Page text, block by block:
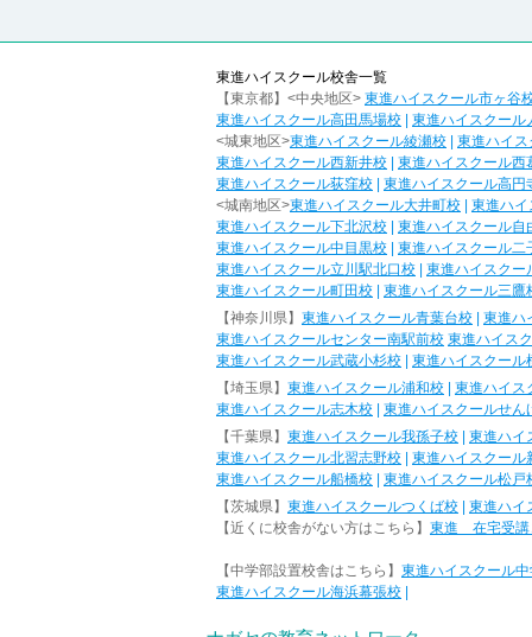
東進ハイスクール校舎一覧
【東京都】<中央地区> 東進ハイスクール市ヶ谷
東進ハイスクール高田馬場校
東進ハイスクール
<城東地区>東進ハイスクール綾瀬校
東進ハイ
東進ハイスクール西新井校
東進ハイスクール西
東進ハイスクール荻窪校
東進ハイスクール高円
<城南地区>東進ハイスクール大井町校
東進ハイ
東進ハイスクール下北沢校
東進ハイスクール自
東進ハイスクール中目黒校
東進ハイスクール二
東進ハイスクール立川駅北口校
東進ハイスクー
東進ハイスクール町田校
東進ハイスクール三鷹
【神奈川県】 東進ハイスクール青葉台校
東進ハ
東進ハイスクールセンター南駅前校 東進ハイス
東進ハイスクール武蔵小杉校
東進ハイスクール
【埼玉県】 東進ハイスクール浦和校
東進ハイス
東進ハイスクール志木校
東進ハイスクールせん
【千葉県】 東進ハイスクール我孫子校
東進ハイ
東進ハイスクール北習志野校
東進ハイスクール
東進ハイスクール船橋校
東進ハイスクール松戸
【茨城県】 東進ハイスクールつくば校
東進ハイ
【近くに校舎がない方はこちら】 東進 在宅受講
【中学部設置校舎はこちら】 東進ハイスクール
東進ハイスクール海浜幕張校